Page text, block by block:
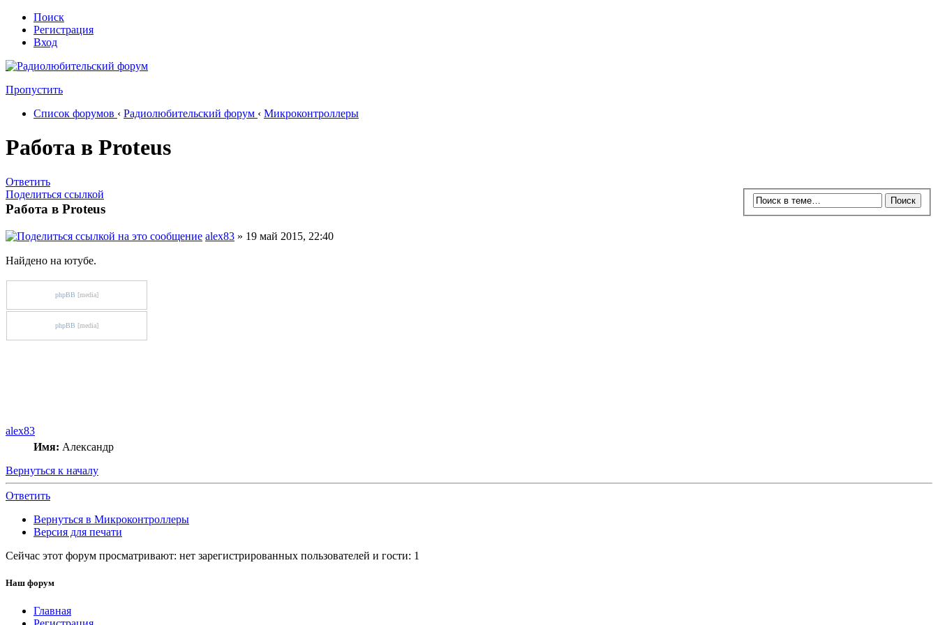
Поиск
Регистрация
Вход
Пропустить
Список форумов ‹ Радиолюбительский форум ‹ Микроконтроллеры
Работа в Proteus
Ответить
Поделиться ссылкой
Работа в Proteus
alex83 » 19 май 2015, 22:40
Найдено на ютубе.
phpBB [media]
phpBB [media]
alex83
Имя: Александр
Вернуться к началу
Ответить
Вернуться в Микроконтроллеры
Версия для печати
Сейчас этот форум просматривают: нет зарегистрированных пользователей и гости: 1
Наш форум
Главная